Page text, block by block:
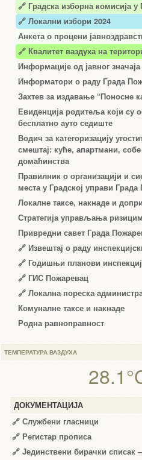
🔗 Градска изборна комисија
🔗 Локални избори 2024
Анкета о процени
🔗 Квалитет ваздуха на
Информације од јавног значаја
Информатори о раду Града
Захтев за издавање “Поносне
Евиденција родитеља који су
бесплатно ауто седиште
Водич за категоризацију
смештај: куће, апартмани,
домаћинства
Правилник о организацији и
места у Градској управи
Локалне таксе, накнаде и
Стратегија управљања
Привредни савет Града
🔗 Извештај о раду
🔗 Годишњи планови
🔗 ГИС Пожаревац
🔗 Локална пореска
Комуналне таксе и накнаде
Родна равноправност
ТЕМПЕРАТУРА ВАЗДУХА
ДОКУМЕНТАЦИЈА
🔗 Службени гласници
🔗 Регистар прописа
🔗 Јединствени бирачки